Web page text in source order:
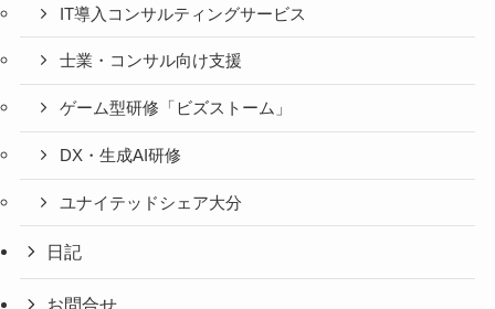
IT導入コンサルティングサービス
士業・コンサル向け支援
ゲーム型研修「ビズストーム」
DX・生成AI研修
ユナイテッドシェア大分
日記
お問合せ